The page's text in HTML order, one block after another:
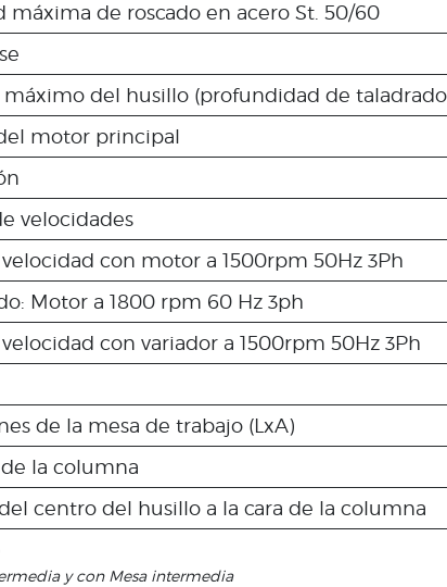
máxima de roscado en acero St. 50/60
máximo del husillo (profundidad de
motor principal
velocidades
con motor a 1500rpm 50Hz 3Ph
Motor a 1800 rpm 60 Hz 3ph
con variador a 1500rpm 50Hz 3Ph
de la mesa de trabajo (LxA)
la columna
centro del husillo a la cara de la columna
y con Mesa intermedia